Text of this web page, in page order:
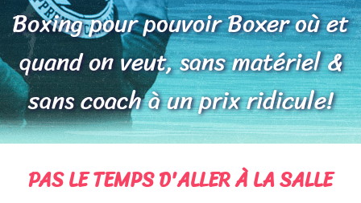
Boxing pour pouvoir Boxer où et
quand on veut, sans matériel &
sans coach à un prix ridicule!
PAS LE TEMPS D'ALLER À LA SALLE